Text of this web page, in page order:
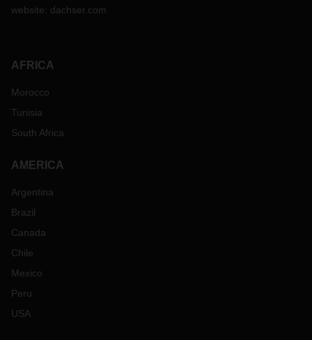
website: dachser.com
AFRICA
Morocco
Tunisia
South Africa
AMERICA
Argentina
Brazil
Canada
Chile
Mexico
Peru
USA